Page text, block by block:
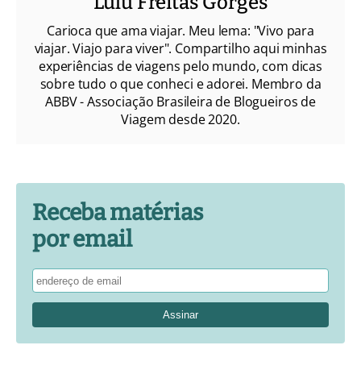
Carioca que ama viajar. Meu lema: "Vivo para
viajar. Viajo para viver". Compartilho aqui minhas
experiências de viagens pelo mundo, com dicas
sobre tudo o que conheci e adorei. Membro da
ABBV - Associação Brasileira de Blogueiros de
Viagem desde 2020.
Receba matérias
por email